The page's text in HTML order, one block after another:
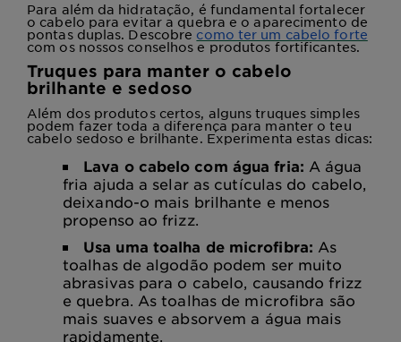
Para além da hidratação, é fundamental fortalecer
o cabelo para evitar a quebra e o aparecimento de
pontas duplas. Descobre como ter um cabelo forte
com os nossos conselhos e produtos fortificantes.
Truques para manter o cabelo
brilhante e sedoso
Além dos produtos certos, alguns truques simples
podem fazer toda a diferença para manter o teu
cabelo sedoso e brilhante. Experimenta estas dicas:
Lava o cabelo com água fria: A água
fria ajuda a selar as cutículas do cabelo,
deixando-o mais brilhante e menos
propenso ao frizz.
Usa uma toalha de microfibra: As
toalhas de algodão podem ser muito
abrasivas para o cabelo, causando frizz
e quebra. As toalhas de microfibra são
mais suaves e absorvem a água mais
rapidamente.